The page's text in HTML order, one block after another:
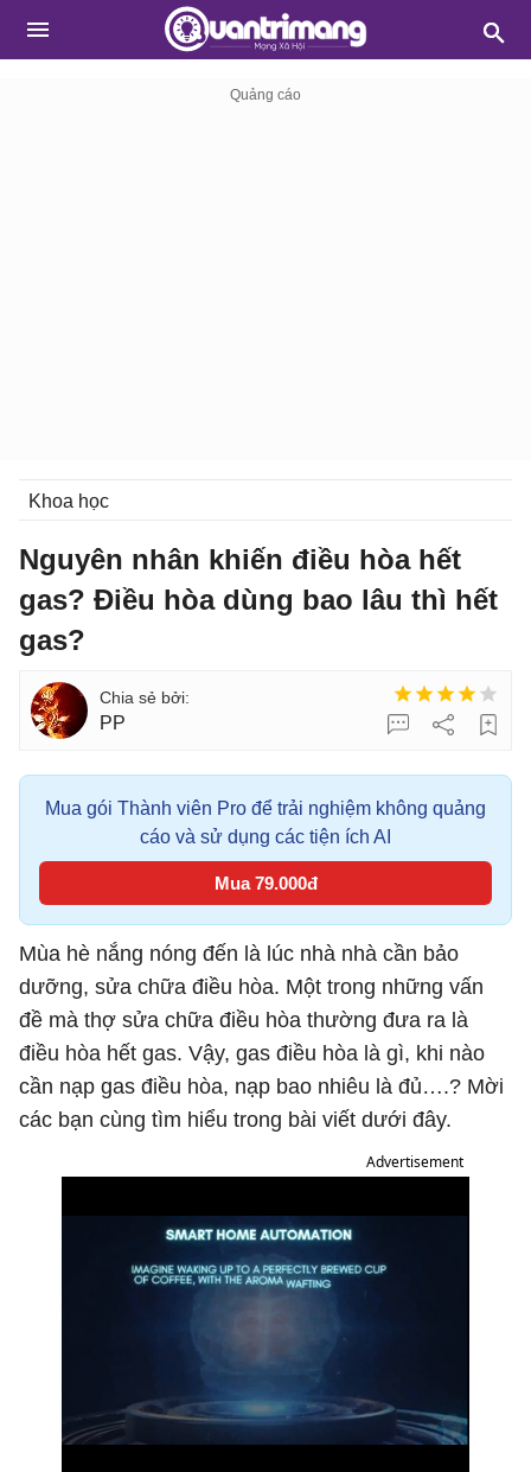
Khoa học
Nguyên nhân khiến điều hòa hết
gas? Điều hòa dùng bao lâu thì hết
gas?
PP
Mua gói Thành viên Pro để trải nghiệm không quảng
cáo và sử dụng các tiện ích AI
Mua 79.000đ
Mùa hè nắng nóng đến là lúc nhà nhà cần bảo
dưỡng, sửa chữa điều hòa. Một trong những vấn
đề mà thợ sửa chữa điều hòa thường đưa ra là
điều hòa hết gas. Vậy, gas điều hòa là gì, khi nào
cần nạp gas điều hòa, nạp bao nhiêu là đủ….? Mời
các bạn cùng tìm hiểu trong bài viết dưới đây.
Advertisement